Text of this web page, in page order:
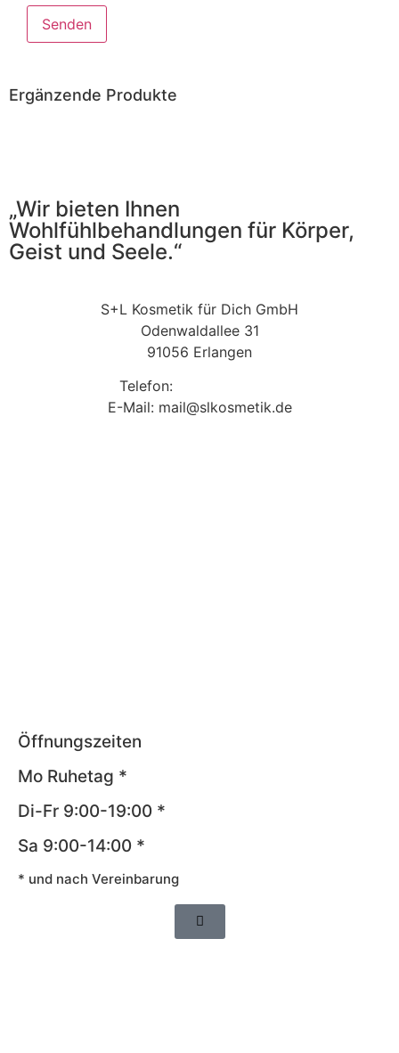
Ergänzende Produkte
„Wir bieten Ihnen
Wohlfühlbehandlungen für Körper,
Geist und Seele.“
S+L Kosmetik für Dich GmbH
Odenwaldallee 31
91056 Erlangen
Telefon:
E-Mail: mail@slkosmetik.de
Öffnungszeiten
Mo Ruhetag *
Di-Fr 9:00-19:00 *
Sa 9:00-14:00 *
* und nach Vereinbarung